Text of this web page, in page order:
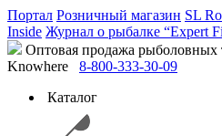
Портал Розничный магазин SL
Inside Журнал о рыбалке “Expert
Оптовая продажа рыболовных
Knowhere
8-800-333-30-09
Каталог